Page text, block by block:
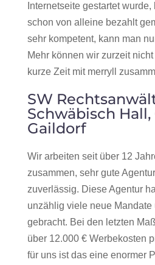
Internetseite gestartet
schon von alleine bezahlt
sehr kompetent, kann man
Mehr können wir zurzeit
kurze Zeit mit merryll
SW
Schwäbisch
Gaildorf
Wir arbeiten seit über 12
zusammen, sehr gute
zuverlässig. Diese Agentur
unzählig viele neue Mandate
gebracht. Bei den letzten
über 12.000 € Werbekosten
für uns ist das eine enormer